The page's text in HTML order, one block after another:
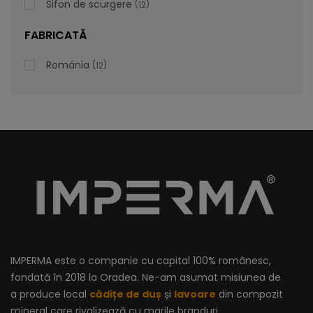
Sifon de scurgere 12
FABRICATĂ
România 12
IMPERMA este o companie cu capital 100% românesc,
fondată în 2018 la Oradea. Ne-am asumat misiunea de
a produce local cădițe de duș și lavoare din compozit